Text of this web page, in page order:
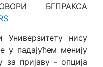
БГПРАКСА
Универзитету нису
у падајућем менију
за пријаву - опција